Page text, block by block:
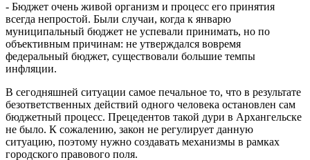
- Бюджет очень живой организм и процесс его принятия
всегда непростой. Были случаи, когда к январю
муниципальный бюджет не успевали принимать, но по
объективным причинам: не утверждался вовремя
федеральный бюджет, существовали большие темпы
инфляции.
В сегодняшней ситуации самое печальное то, что в результате
безответственных действий одного человека остановлен сам
бюджетный процесс. Прецедентов такой дури в Архангельске
не было. К сожалению, закон не регулирует данную
ситуацию, поэтому нужно создавать механизмы в рамках
городского правового поля.